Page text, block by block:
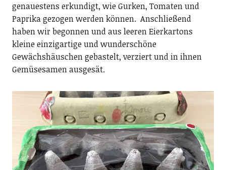
genauestens erkundigt, wie Gurken, Tomaten und
Paprika gezogen werden können. Anschließend
haben wir begonnen und aus leeren Eierkartons
kleine einzigartige und wunderschöne
Gewächshäuschen gebastelt, verziert und in ihnen
Gemüsesamen ausgesät.